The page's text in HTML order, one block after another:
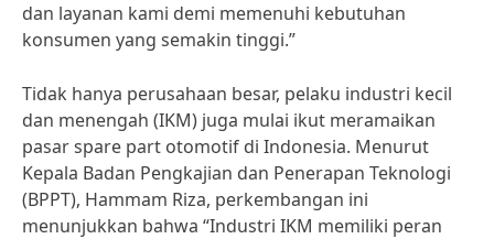
dan layanan kami demi memenuhi kebutuhan
konsumen yang semakin tinggi.”
Tidak hanya perusahaan besar, pelaku industri kecil
dan menengah (IKM) juga mulai ikut meramaikan
pasar spare part otomotif di Indonesia. Menurut
Kepala Badan Pengkajian dan Penerapan Teknologi
(BPPT), Hammam Riza, perkembangan ini
menunjukkan bahwa “Industri IKM memiliki peran